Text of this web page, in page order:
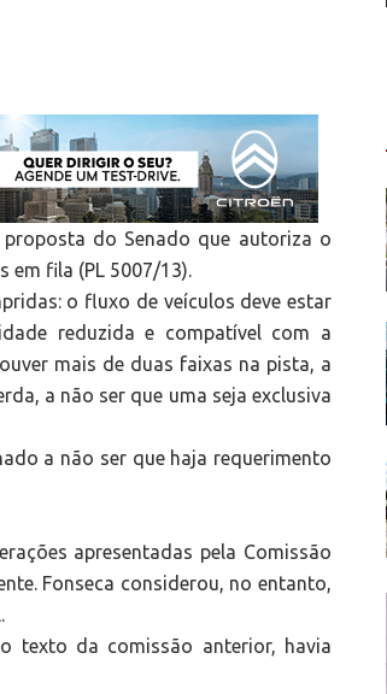
do Senado que autoriza o
fila (PL 5007/13).
o fluxo de veículos deve estar
reduzida e compatível com a
mais de duas faixas na pista, a
a não ser que uma seja exclusiva
a não ser que haja requerimento
apresentadas pela Comissão
Fonseca considerou, no entanto,
texto da comissão anterior, havia